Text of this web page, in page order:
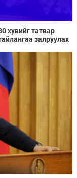
хувийг татвар
залруулах